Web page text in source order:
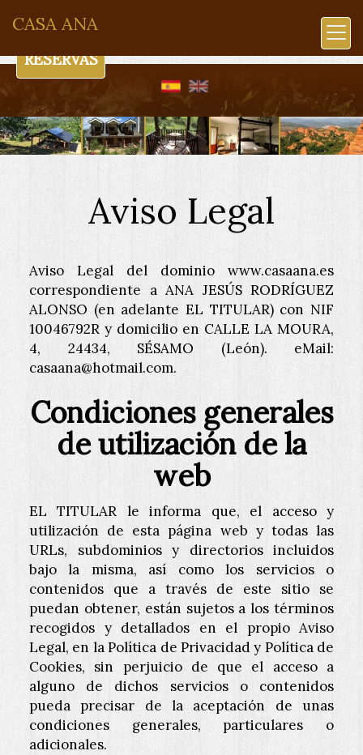
CASA ANA
RESERVAS
Aviso Legal
Aviso Legal del dominio www.casaana.es
correspondiente aANA JESÚS RODRÍGUEZ
ALONSO (en adelante EL TITULAR) con NIF
10046792R y domicilio en CALLE LA MOURA,
4, 24434, SÉSAMO (León). eMail:
casaana@hotmail.com.
Condiciones generales
de utilización de la
web
EL TITULAR le informa que, el acceso y
utilización de esta página web y todas las
URLs, subdominios y directorios incluidos
bajo la misma, así como los servicios o
contenidos que a través de este sitio se
puedan obtener, están sujetos a los términos
recogidos y detallados en el propio Aviso
Legal, en la Política de Privacidad y Política de
Cookies, sin perjuicio de que el acceso a
alguno de dichos servicios o contenidos
pueda precisar de la aceptación de unas
condiciones generales, particulares o
adicionales.